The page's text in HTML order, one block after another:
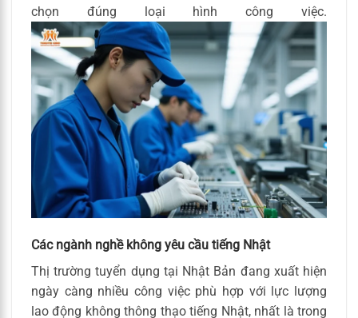
chọn đúng loại hình công việc.
Các ngành nghề không yêu cầu tiếng Nhật
Thị trường tuyển dụng tại Nhật Bản đang xuất hiện
ngày càng nhiều công việc phù hợp với lực lượng
lao động không thông thạo tiếng Nhật, nhất là trong